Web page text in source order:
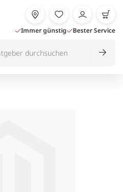
Immer günstig Bester Service